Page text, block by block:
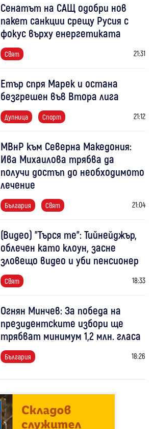
Сенатът на САЩ одобри нов
пакет санкции срещу Русия с
фокус върху енергетиката
Свят 21:31
Етър спря Марек и остана
безгрешен във Втора лига
Дупница Спорт 21:12
МВнР към Северна Македония:
Ива Михаилова трябва да
получи достъп до необходимото
лечение
България Свят 21:04
(Видео) "Търся те": Тийнейджър,
облечен като клоун, засне
зловещо видео и уби пенсионер
Свят 18:33
Огнян Минчев: За победа на
президентските избори ще
трябват минимум 1,2 млн. гласа
България 18:26